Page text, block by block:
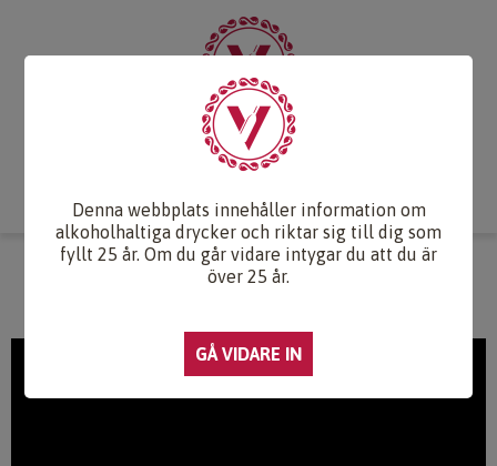
Druvlexikon
Webb-TV Om oss
WEBB-TV
Denna webbplats innehåller information om
alkoholhaltiga drycker och riktar sig till dig som
fyllt 25 år. Om du går vidare intygar du att du är
över 25 år.